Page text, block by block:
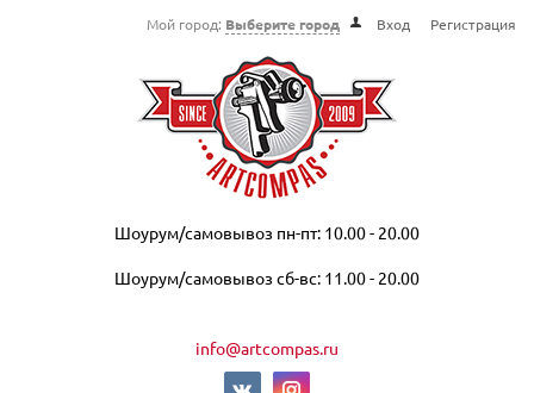
Мой город: Выберите город Вход Регистрация
Шоурум/самовывоз пн-пт: 10.00 - 20.00
Шоурум/самовывоз сб-вс: 11.00 - 20.00
info@artcompas.ru